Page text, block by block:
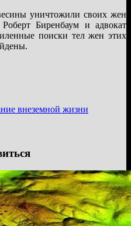
уничтожили своих жен
Биренбаум и адвокат
поиски тел жен этих
внеземной жизни